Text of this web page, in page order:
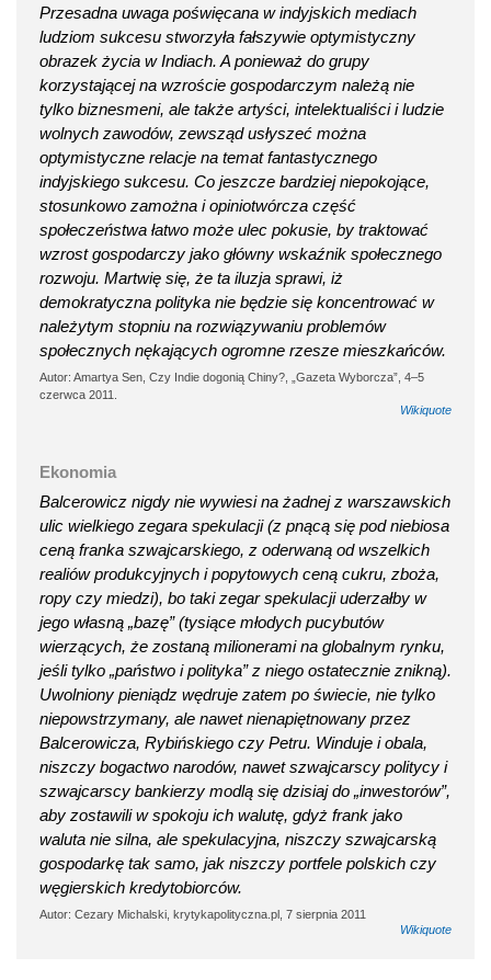
Przesadna uwaga poświęcana w indyjskich mediach
ludziom sukcesu stworzyła fałszywie optymistyczny
obrazek życia w Indiach. A ponieważ do grupy
korzystającej na wzroście gospodarczym należą nie
tylko biznesmeni, ale także artyści, intelektualiści i ludzie
wolnych zawodów, zewsząd usłyszeć można
optymistyczne relacje na temat fantastycznego
indyjskiego sukcesu. Co jeszcze bardziej niepokojące,
stosunkowo zamożna i opiniotwórcza część
społeczeństwa łatwo może ulec pokusie, by traktować
wzrost gospodarczy jako główny wskaźnik społecznego
rozwoju. Martwię się, że ta iluzja sprawi, iż
demokratyczna polityka nie będzie się koncentrować w
należytym stopniu na rozwiązywaniu problemów
społecznych nękających ogromne rzesze mieszkańców.
Autor: Amartya Sen, Czy Indie dogonią Chiny?, „Gazeta Wyborcza”, 4–5
czerwca 2011.
Wikiquote
Ekonomia
Balcerowicz nigdy nie wywiesi na żadnej z warszawskich
ulic wielkiego zegara spekulacji (z pnącą się pod niebiosa
ceną franka szwajcarskiego, z oderwaną od wszelkich
realiów produkcyjnych i popytowych ceną cukru, zboża,
ropy czy miedzi), bo taki zegar spekulacji uderzałby w
jego własną „bazę” (tysiące młodych pucybutów
wierzących, że zostaną milionerami na globalnym rynku,
jeśli tylko „państwo i polityka” z niego ostatecznie znikną).
Uwolniony pieniądz wędruje zatem po świecie, nie tylko
niepowstrzymany, ale nawet nienapiętnowany przez
Balcerowicza, Rybińskiego czy Petru. Winduje i obala,
niszczy bogactwo narodów, nawet szwajcarscy politycy i
szwajcarscy bankierzy modlą się dzisiaj do „inwestorów”,
aby zostawili w spokoju ich walutę, gdyż frank jako
waluta nie silna, ale spekulacyjna, niszczy szwajcarską
gospodarkę tak samo, jak niszczy portfele polskich czy
węgierskich kredytobiorców.
Autor: Cezary Michalski, krytykapolityczna.pl, 7 sierpnia 2011
Wikiquote